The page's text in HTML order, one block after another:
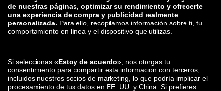
Zalando
ABOUT YOU
También nos encuentras en
Envío y distribuidores
asociados